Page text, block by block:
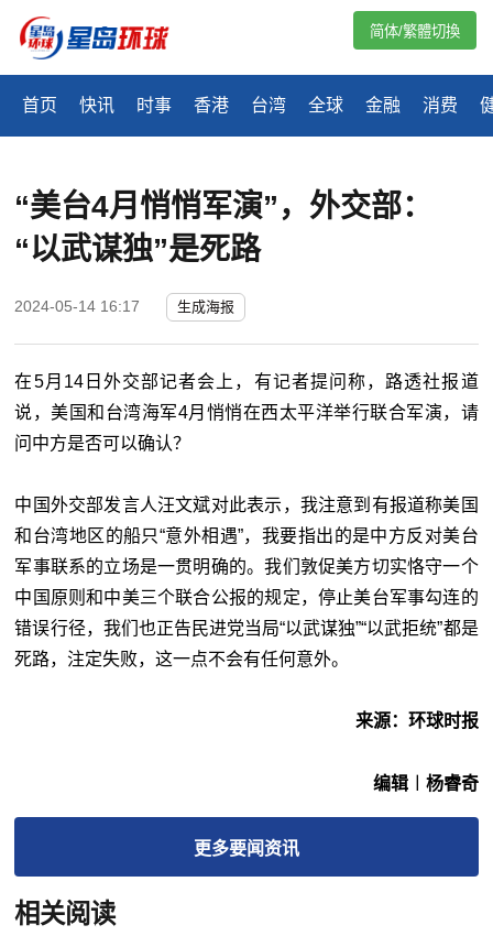
首页 快讯 时事 香港 台湾 全球 金融 消费
简体/繁體切換
“美台4月悄悄军演”，外交部：
“以武谋独”是死路
2024-05-14 16:17 生成海报
在5月14日外交部记者会上，有记者提问称，路透社报道
说，美国和台湾海军4月悄悄在西太平洋举行联合军演，请
问中方是否可以确认？
中国外交部发言人汪文斌对此表示，我注意到有报道称美国
和台湾地区的船只“意外相遇”，我要指出的是中方反对美台
军事联系的立场是一贯明确的。我们敦促美方切实恪守一个
中国原则和中美三个联合公报的规定，停止美台军事勾连的
错误行径，我们也正告民进党当局“以武谋独”“以武拒统”都是
死路，注定失败，这一点不会有任何意外。
来源：环球时报
编辑︱杨睿奇
更多要闻资讯
相关阅读